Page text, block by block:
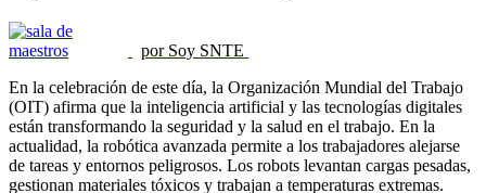
por Soy SNTE
En la celebración de este día, la Organización Mundial del Trabajo
(OIT) afirma que la inteligencia artificial y las tecnologías digitales
están transformando la seguridad y la salud en el trabajo. En la
actualidad, la robótica avanzada permite a los trabajadores alejarse
de tareas y entornos peligrosos. Los robots levantan cargas pesadas,
gestionan materiales tóxicos y trabajan a temperaturas extremas.